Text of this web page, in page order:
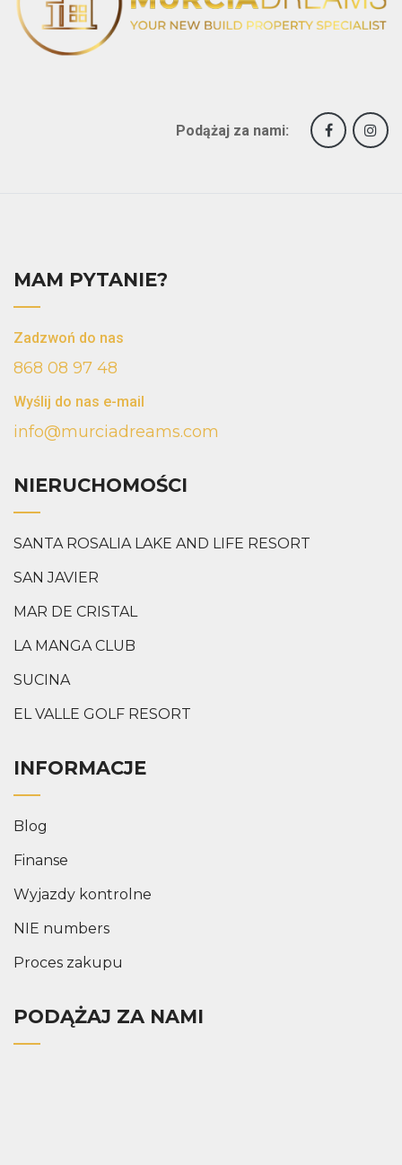
Podążaj za nami:
MAM PYTANIE?
Zadzwoń do nas
868 08 97 48
Wyślij do nas e-mail
info@murciadreams.com
NIERUCHOMOŚCI
SANTA ROSALIA LAKE AND LIFE RESORT
SAN JAVIER
MAR DE CRISTAL
LA MANGA CLUB
SUCINA
EL VALLE GOLF RESORT
INFORMACJE
Blog
Finanse
Wyjazdy kontrolne
NIE numbers
Proces zakupu
PODĄŻAJ ZA NAMI